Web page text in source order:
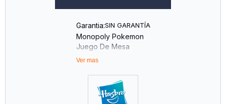
Garantia:SIN GARANTÍA
Monopoly Pokemon
Juego De Mesa
Ver mas